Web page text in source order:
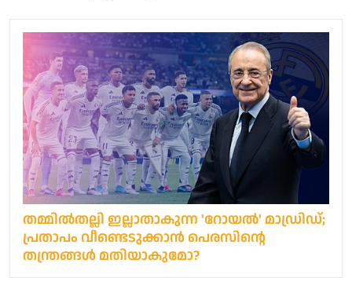
തമ്മില്‍തല്ലി ഇല്ലാതാകുന്ന 'റോയൽ' മാഡ്രിഡ്;
പ്രതാപം വീണ്ടെടുക്കാൻ പെരസിന്റെ
തന്ത്രങ്ങൾ മതിയാകുമോ?